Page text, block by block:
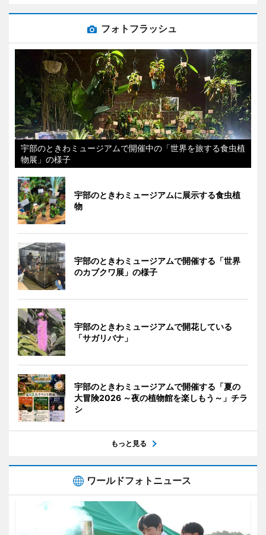
フォトフラッシュ
宇部のときわミュージアムで開催中の「世界を旅する食虫植
物展」の様子
宇部のときわミュージアムに展示する食虫植
物
宇部のときわミュージアムで開催する「世界
のカブクワ展」の様子
宇部のときわミュージアムで開花している
「サガリバナ」
宇部のときわミュージアムで開催する「夏の
大冒険2026 ～夜の植物館を楽しもう～」チラ
シ
もっと見る
ワールドフォトニュース